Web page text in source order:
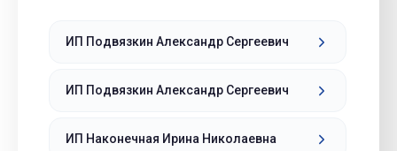
ИП Подвязкин Александр Сергеевич
ИП Подвязкин Александр Сергеевич
ИП Наконечная Ирина Николаевна